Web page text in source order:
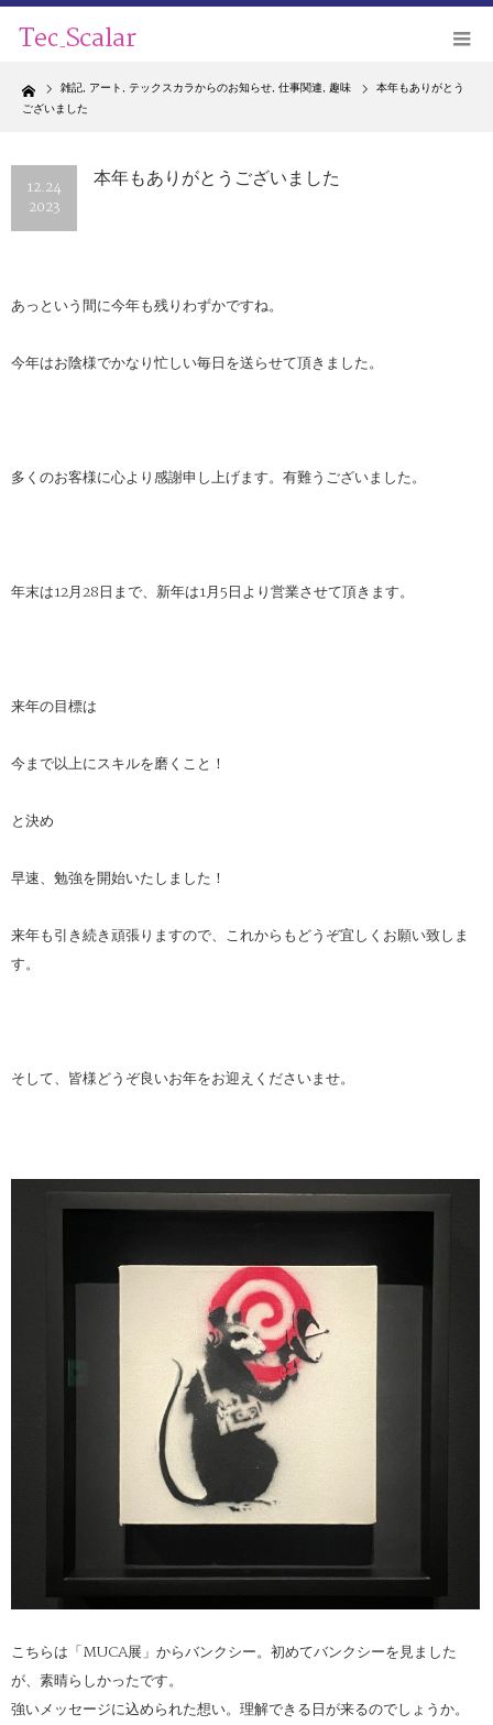
Home 雑記 アート テックスカラからのお知らせ 仕事関連 趣味
本年もありがとう
ございました
12.24
2023
本年もありがとうございました
あっという間に今年も残りわずかですね。
今年はお陰様でかなり忙しい毎日を送らせて頂きました。
多くのお客様に心より感謝申し上げます。有難うございました。
年末は12月28日まで、新年は1月5日より営業させて頂きます。
来年の目標は
今まで以上にスキルを磨くこと！
と決め
早速、勉強を開始いたしました！
来年も引き続き頑張りますので、これからもどうぞ宜しくお願い致しま
す。
そして、皆様どうぞ良いお年をお迎えくださいませ。
こちらは「MUCA展」からバンクシー。初めてバンクシーを見ました
が、素晴らしかったです。
強いメッセージに込められた想い。理解できる日が来るのでしょうか。